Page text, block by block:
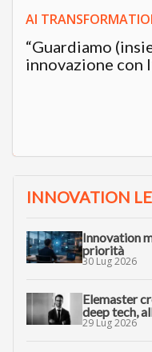
AI
“Guardiamo
innovazione con
INNOVATION
Innovation
priorità
30 Lug 2026
Elemaster
deep tech,
29 Lug 2026